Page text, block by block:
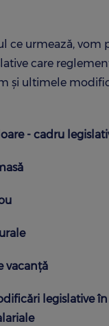
ce urmează, vom
care
şi ultimele
- cadru
vacanță
legislative